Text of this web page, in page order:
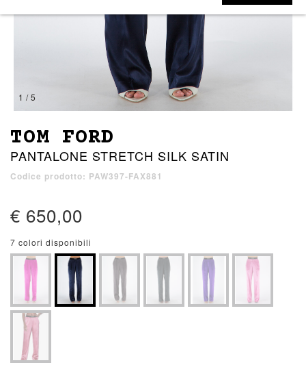
1 / 5
TOM FORD
PANTALONE STRETCH SILK SATIN
Codice prodotto: PAW397-FAX881
€ 650,00
7 colori disponibili